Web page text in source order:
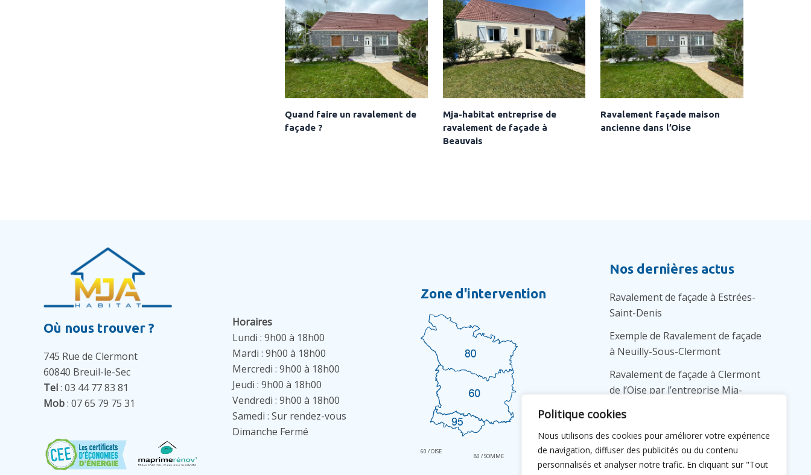
Politique cookies
Nous utilisons des cookies pour améliorer votre expérience
de navigation, diffuser des publicités ou du contenu
personnalisés et analyser notre trafic. En cliquant sur "Tout
Quand faire un ravalement de
façade ?
Mja-habitat entreprise de
ravalement de façade à
Beauvais
Ravalement façade maison
ancienne dans l’Oise
Où nous trouver ?
745 Rue de Clermont
60840 Breuil-le-Sec
Tel: 03 44 77 83 81
Mob: 07 65 79 75 31
Horaires
Lundi : 9h00 à 18h00
Mardi : 9h00 à 18h00
Mercredi : 9h00 à 18h00
Jeudi : 9h00 à 18h00
Vendredi : 9h00 à 18h00
Samedi : Sur rendez-vous
Dimanche Fermé
Zone d'intervention
60 / OISE
80 / SOMME
95 / VAL D'OISE
Nos dernières actus
Ravalement de façade à Estrées-
Saint-Denis
Exemple de Ravalement de façade
à Neuilly-Sous-Clermont
Ravalement de façade à Clermont
de l’Oise par l’entreprise Mja-
Compiègne
Isolation des murs par l’extérieur à